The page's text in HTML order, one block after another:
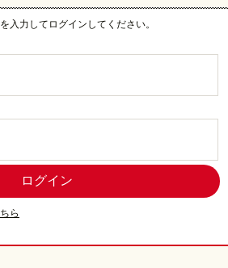
入力してログインしてください。
ら